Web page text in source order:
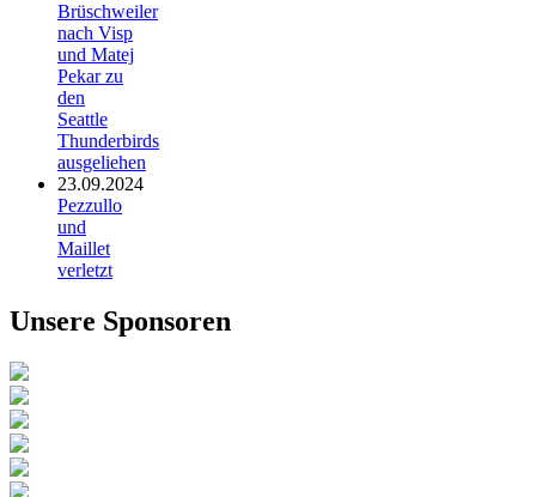
Brüschweiler
nach Visp
und Matej
Pekar zu
den
Seattle
Thunderbirds
ausgeliehen
23.09.2024
Pezzullo
und
Maillet
verletzt
Unsere Sponsoren